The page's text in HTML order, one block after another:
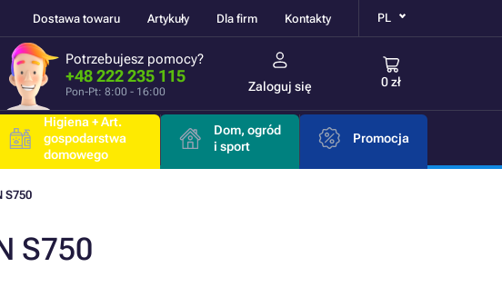
Dostawa towaru Artykuły Dla firm Kontakty PL
Potrzebujesz pomocy?
+48 222 235 115
Pon-Pt: 8:00 - 16:00 Zaloguj się 0 zł
Higiena + Art.
gospodarstwa
domowego
Dom, ogród
i sport
Promocja
S750
S750